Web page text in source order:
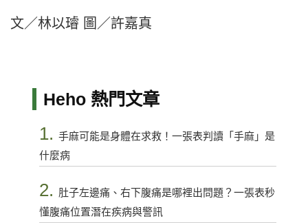
文／林以璿 圖／許嘉真
Heho 熱門文章
1. 手麻可能是身體在求救！一張表判讀「手麻」是
什麼病
2. 肚子左邊痛、右下腹痛是哪裡出問題？一張表秒
懂腹痛位置潛在疾病與警訊